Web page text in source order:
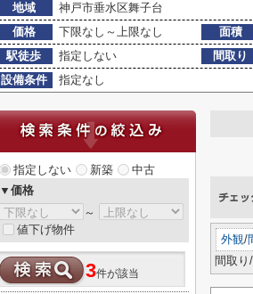
地域
神戸市垂水区舞子台
価格
下限なし～上限なし 面積
駅徒歩
指定しない 間取り
設備条件
指定なし
外観/
間取り
指定しない 新築
中古
▼価格
～
値下げ物件
3件が該当